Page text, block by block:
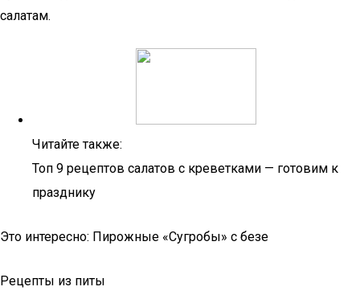
салатам.
Читайте также:
Топ 9 рецептов салатов с креветками — готовим к
празднику
Это интересно: Пирожные «Сугробы» с безе
Рецепты из питы